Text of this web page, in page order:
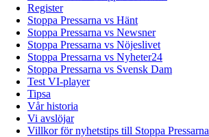
Register
Stoppa Pressarna vs Hänt
Stoppa Pressarna vs Newsner
Stoppa Pressarna vs Nöjeslivet
Stoppa Pressarna vs Nyheter24
Stoppa Pressarna vs Svensk Dam
Test VI-player
Tipsa
Vår historia
Vi avslöjar
Villkor för nyhetstips till Stoppa Pressarna